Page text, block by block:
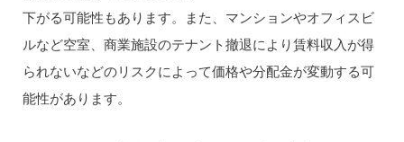
下がる可能性もあります。また、マンションやオフィスビ
ルなど空室、商業施設のテナント撤退により賃料収入が得
られないなどのリスクによって価格や分配金が変動する可
能性があります。